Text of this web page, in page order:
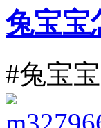
兔宝宝
#兔宝